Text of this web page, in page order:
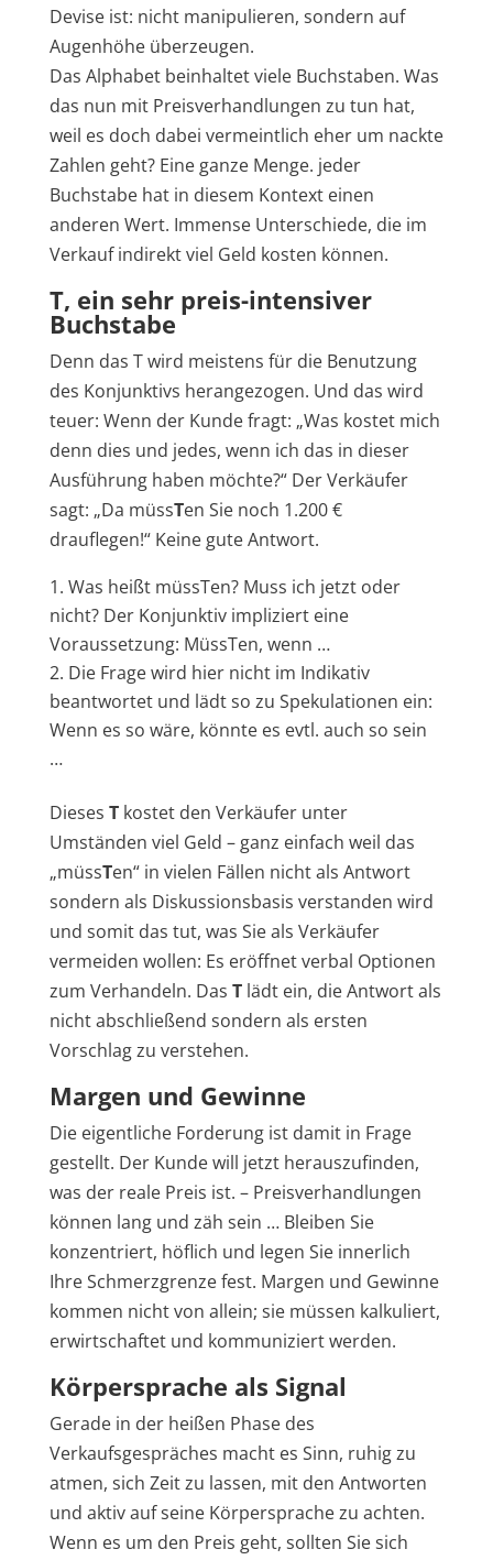
Devise ist: nicht manipulieren, sondern auf
Augenhöhe überzeugen.
Das Alphabet beinhaltet viele Buchstaben. Was
das nun mit Preisverhandlungen zu tun hat,
weil es doch dabei vermeintlich eher um nackte
Zahlen geht? Eine ganze Menge. jeder
Buchstabe hat in diesem Kontext einen
anderen Wert. Immense Unterschiede, die im
Verkauf indirekt viel Geld kosten können.
T, ein sehr preis-intensiver
Buchstabe
Denn das T wird meistens für die Benutzung
des Konjunktivs herangezogen. Und das wird
teuer: Wenn der Kunde fragt: „Was kostet mich
denn dies und jedes, wenn ich das in dieser
Ausführung haben möchte?“ Der Verkäufer
sagt: „Da müssTen Sie noch 1.200 €
drauflegen!“ Keine gute Antwort.
Was heißt müssTen? Muss ich jetzt oder
nicht? Der Konjunktiv impliziert eine
Voraussetzung: MüssTen, wenn …
Die Frage wird hier nicht im Indikativ
beantwortet und lädt so zu Spekulationen ein:
Wenn es so wäre, könnte es evtl. auch so sein
…
Dieses Tkostet den Verkäufer unter
Umständen viel Geld – ganz einfach weil das
„müssTen“ in vielen Fällen nicht als Antwort
sondern als Diskussionsbasis verstanden wird
und somit das tut, was Sie als Verkäufer
vermeiden wollen: Es eröffnet verbal Optionen
zum Verhandeln. Das Tlädt ein, die Antwort als
nicht abschließend sondern als ersten
Vorschlag zu verstehen.
Margen und Gewinne
Die eigentliche Forderung ist damit in Frage
gestellt. Der Kunde will jetzt herauszufinden,
was der reale Preis ist. – Preisverhandlungen
können lang und zäh sein … Bleiben Sie
konzentriert, höflich und legen Sie innerlich
Ihre Schmerzgrenze fest. Margen und Gewinne
kommen nicht von allein; sie müssen kalkuliert,
erwirtschaftet und kommuniziert werden.
Körpersprache als Signal
Gerade in der heißen Phase des
Verkaufsgespräches macht es Sinn, ruhig zu
atmen, sich Zeit zu lassen, mit den Antworten
und aktiv auf seine Körpersprache zu achten.
Wenn es um den Preis geht, sollten Sie sich